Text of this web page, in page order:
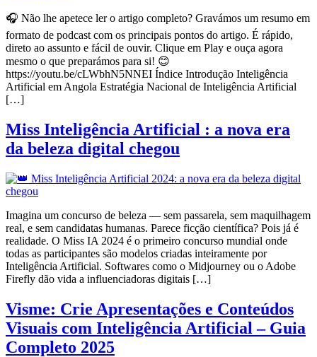
🎧 Não lhe apetece ler o artigo completo? Gravámos um resumo em
formato de podcast com os principais pontos do artigo. É rápido,
direto ao assunto e fácil de ouvir. Clique em Play e ouça agora
mesmo o que preparámos para si! 😊
https://youtu.be/cLWbhN5NNEI Índice Introdução Inteligência
Artificial em Angola Estratégia Nacional de Inteligência Artificial
[…]
Miss Inteligência Artificial : a nova era
da beleza digital chegou
Imagina um concurso de beleza — sem passarela, sem maquilhagem
real, e sem candidatas humanas. Parece ficção científica? Pois já é
realidade. O Miss IA 2024 é o primeiro concurso mundial onde
todas as participantes são modelos criadas inteiramente por
Inteligência Artificial. Softwares como o Midjourney ou o Adobe
Firefly dão vida a influenciadoras digitais […]
Visme: Crie Apresentações e Conteúdos
Visuais com Inteligência Artificial – Guia
Completo 2025